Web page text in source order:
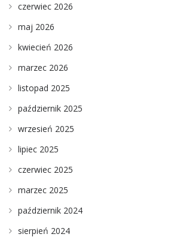
czerwiec 2026
maj 2026
kwiecień 2026
marzec 2026
listopad 2025
październik 2025
wrzesień 2025
lipiec 2025
czerwiec 2025
marzec 2025
październik 2024
sierpień 2024